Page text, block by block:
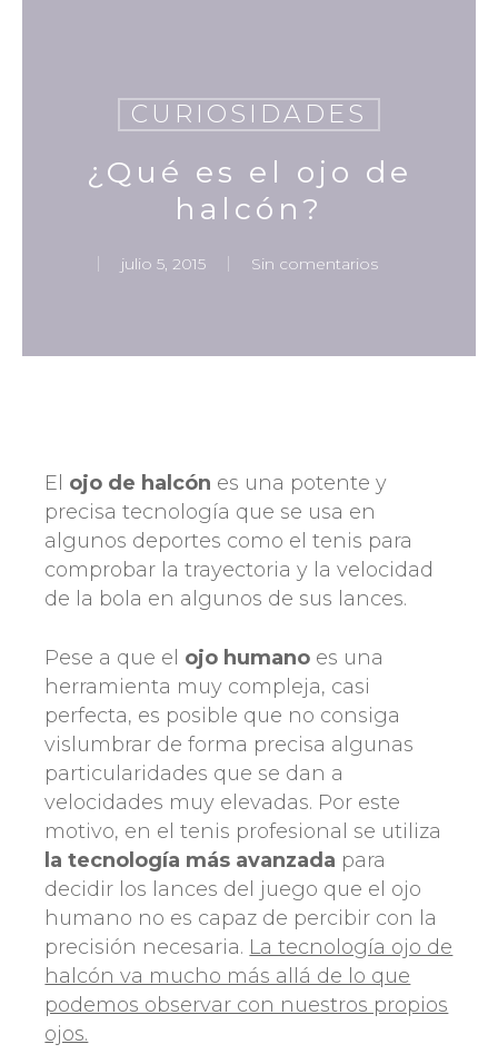
CURIOSIDADES
¿Qué es el ojo de
halcón?
julio 5, 2015 Sin comentarios
El ojo de halcón es una potente y
precisa tecnología que se usa en
algunos deportes como el tenis para
comprobar la trayectoria y la velocidad
de la bola en algunos de sus lances.
Pese a que el ojo humano es una
herramienta muy compleja, casi
perfecta, es posible que no consiga
vislumbrar de forma precisa algunas
particularidades que se dan a
velocidades muy elevadas. Por este
motivo, en el tenis profesional se utiliza
la tecnología más avanzada para
decidir los lances del juego que el ojo
humano no es capaz de percibir con la
precisión necesaria. La tecnología ojo de
halcón va mucho más allá de lo que
podemos observar con nuestros propios
ojos.